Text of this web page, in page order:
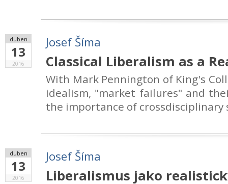
duben
13
2016
Josef Šíma
Classical Liberalism as a
With Mark Pennington of King's
idealism, "market failures" and
the importance of crossdisciplinary
duben
13
2016
Josef Šíma
Liberalismus jako